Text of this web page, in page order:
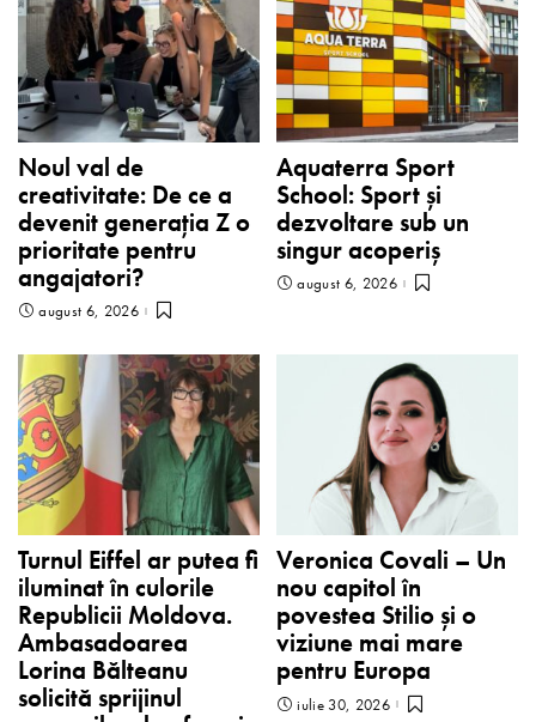
Noul val de
creativitate: De ce a
devenit generația Z o
prioritate pentru
angajatori?
august 6, 2026
Aquaterra Sport
School: Sport și
dezvoltare sub un
singur acoperiș
august 6, 2026
Turnul Eiffel ar putea fi
iluminat în culorile
Republicii Moldova.
Ambasadoarea
Lorina Bălteanu
solicită sprijinul
Veronica Covali – Un
nou capitol în
povestea Stilio și o
viziune mai mare
pentru Europa
iulie 30, 2026